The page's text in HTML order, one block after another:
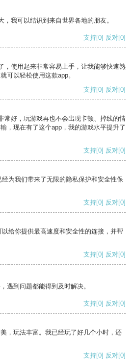
，我可以结识到来自世界各地的朋友。
支持[0] 反对[0]
，使用起来非常容易上手，让我能够快速熟
可以轻松使用这款app。
支持[0] 反对[0]
常好，玩游戏再也不会出现卡顿、掉线的情
，现在有了这个app，我的游戏水平提升了
支持[0] 反对[0]
为我们带来了无限的隐私保护和安全性保
支持[0] 反对[0]
给你提供最高速度和安全性的连接，并帮
支持[0] 反对[0]
遇到问题都能得到及时解决。
支持[0] 反对[0]
，玩法丰富。我已经玩了好几个小时，还
支持[0] 反对[0]